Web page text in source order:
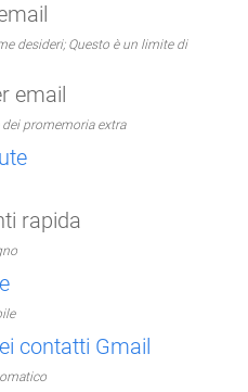
desideri; Questo è un limite di
email
promemoria extra
rapida
contatti Gmail